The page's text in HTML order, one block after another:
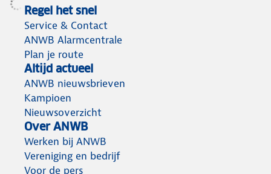
Regel het snel
Service & Contact
ANWB Alarmcentrale
Plan je route
Altijd actueel
ANWB nieuwsbrieven
Kampioen
Nieuwsoverzicht
Over ANWB
Werken bij ANWB
Vereniging en bedrijf
Voor de pers